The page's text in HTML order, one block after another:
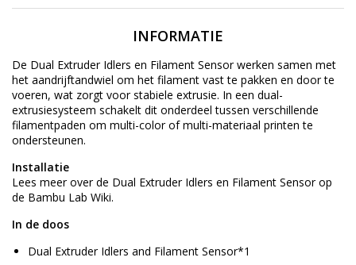
INFORMATIE
De Dual Extruder Idlers en Filament Sensor werken samen met
het aandrijftandwiel om het filament vast te pakken en door te
voeren, wat zorgt voor stabiele extrusie. In een dual-
extrusiesysteem schakelt dit onderdeel tussen verschillende
filamentpaden om multi-color of multi-materiaal printen te
ondersteunen.
Installatie
Lees meer over de Dual Extruder Idlers en Filament Sensor op
de Bambu Lab Wiki.
In de doos
Dual Extruder Idlers and Filament Sensor*1